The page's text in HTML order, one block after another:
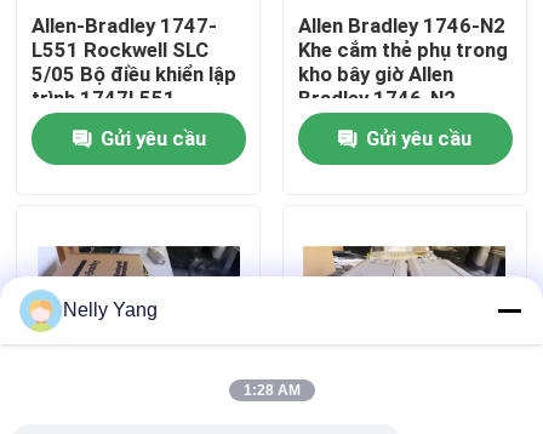
Kiểm soát chất lượng
Liên hệ với chúng tôi
Yêu cầu Đặt giá
Phụ tùng PLC
Allen-Bradley 1747-
L551 Rockwell SLC
5/05 Bộ điều khiển lập
trình 1747L551
Gửi yêu cầu
Allen Bradley 1746-N2
Khe cắm thẻ phụ trong
kho bây giờ Allen
Bradley 1746-N2
Gửi yêu cầu
Nelly Yang
1:28 AM